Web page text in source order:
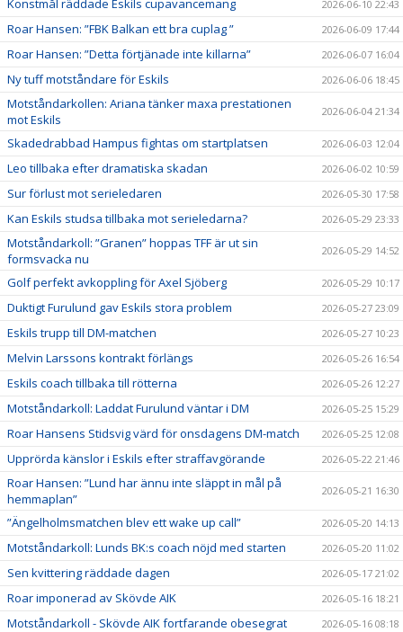
2026-06-10 22:43
Roar Hansen: ”FBK Balkan ett bra cuplag ” 2026-06-09 17:44
Roar Hansen: ”Detta förtjänade inte killarna” 2026-06-07 16:04
Ny tuff motståndare för Eskils 2026-06-06 18:45
Motståndarkollen: Ariana tänker maxa prestationen
mot Eskils
2026-06-04 21:34
Skadedrabbad Hampus fightas om startplatsen 2026-06-03 12:04
Leo tillbaka efter dramatiska skadan 2026-06-02 10:59
Sur förlust mot serieledaren 2026-05-30 17:58
Kan Eskils studsa tillbaka mot serieledarna? 2026-05-29 23:33
Motståndarkoll: ”Granen” hoppas TFF är ut sin
formsvacka nu
2026-05-29 14:52
Golf perfekt avkoppling för Axel Sjöberg 2026-05-29 10:17
Duktigt Furulund gav Eskils stora problem 2026-05-27 23:09
Eskils trupp till DM-matchen 2026-05-27 10:23
Melvin Larssons kontrakt förlängs 2026-05-26 16:54
Eskils coach tillbaka till rötterna 2026-05-26 12:27
Motståndarkoll: Laddat Furulund väntar i DM 2026-05-25 15:29
Roar Hansens Stidsvig värd för onsdagens DM-match 2026-05-25 12:08
Upprörda känslor i Eskils efter straffavgörande 2026-05-22 21:46
Roar Hansen: ”Lund har ännu inte släppt in mål på
hemmaplan”
2026-05-21 16:30
”Ängelholmsmatchen blev ett wake up call” 2026-05-20 14:13
Motståndarkoll: Lunds BK:s coach nöjd med starten 2026-05-20 11:02
Sen kvittering räddade dagen 2026-05-17 21:02
Roar imponerad av Skövde AIK 2026-05-16 18:21
Motståndarkoll - Skövde AIK fortfarande obesegrat 2026-05-16 08:18